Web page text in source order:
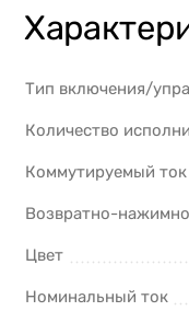
Тип включения/
Количество
Коммутируемый
Возвратно-
Цвет
Номинальный ток